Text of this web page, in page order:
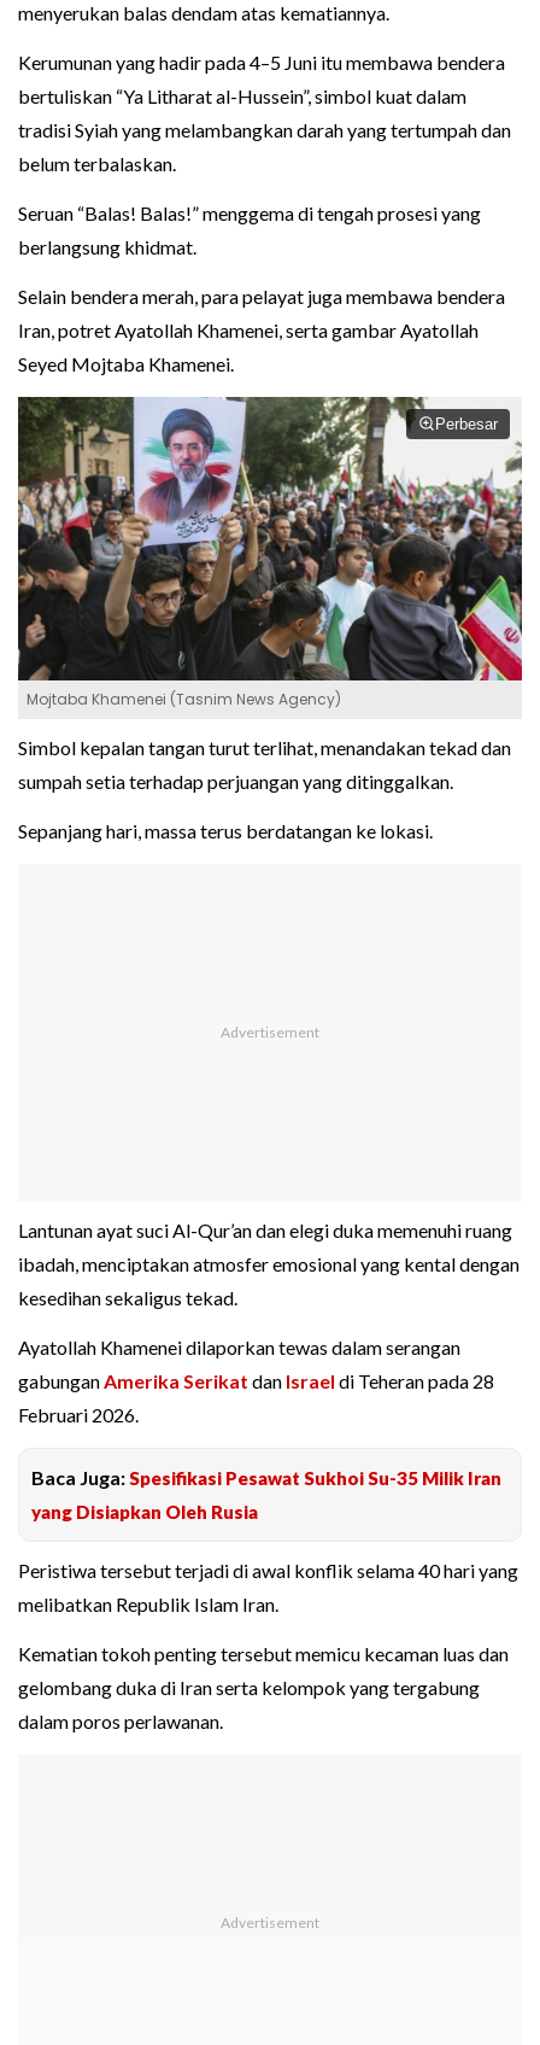
menyerukan balas dendam atas kematiannya.
Kerumunan yang hadir pada 4–5 Juni itu membawa bendera
bertuliskan “Ya Litharat al-Hussein”, simbol kuat dalam
tradisi Syiah yang melambangkan darah yang tertumpah dan
belum terbalaskan.
Seruan “Balas! Balas!” menggema di tengah prosesi yang
berlangsung khidmat.
Selain bendera merah, para pelayat juga membawa bendera
Iran, potret Ayatollah Khamenei, serta gambar Ayatollah
Seyed Mojtaba Khamenei.
Perbesar
Mojtaba Khamenei (Tasnim News Agency)
Simbol kepalan tangan turut terlihat, menandakan tekad dan
sumpah setia terhadap perjuangan yang ditinggalkan.
Sepanjang hari, massa terus berdatangan ke lokasi.
Lantunan ayat suci Al-Qur’an dan elegi duka memenuhi ruang
ibadah, menciptakan atmosfer emosional yang kental dengan
kesedihan sekaligus tekad.
Ayatollah Khamenei dilaporkan tewas dalam serangan
gabungan Amerika Serikat dan Israel di Teheran pada 28
Februari 2026.
Baca Juga: Spesifikasi Pesawat Sukhoi Su-35 Milik Iran
yang Disiapkan Oleh Rusia
Peristiwa tersebut terjadi di awal konflik selama 40 hari yang
melibatkan Republik Islam Iran.
Kematian tokoh penting tersebut memicu kecaman luas dan
gelombang duka di Iran serta kelompok yang tergabung
dalam poros perlawanan.